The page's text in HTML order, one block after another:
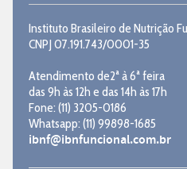
Instituto Brasileiro de Nutrição
CNPJ 07.191.743/0001-35
Atendimento de2ª à 6ª feira
das 9h às 12h e das 14h às 17h
Fone: (11) 3205-0186
Whatsapp: (11) 99898-1685
ibnf@ibnfuncional.com.br